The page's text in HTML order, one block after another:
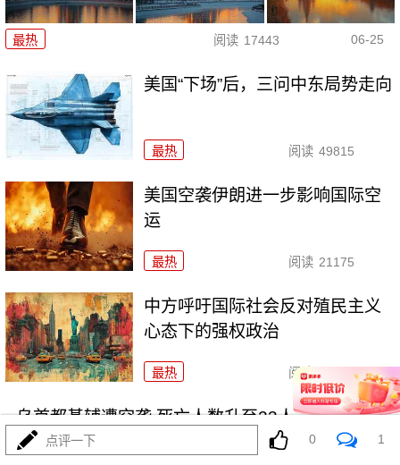
最热 阅读 17443 06-25
美国“下场”后，三问中东局势走向
最热 阅读 49815
美国空袭伊朗进一步影响国际空
运
最热 阅读 21175
中方呼吁国际社会反对殖民主义
心态下的强权政治
最热 阅读 18722
乌首都基辅遭空袭 死亡人数升至23人
点评一下 0 1